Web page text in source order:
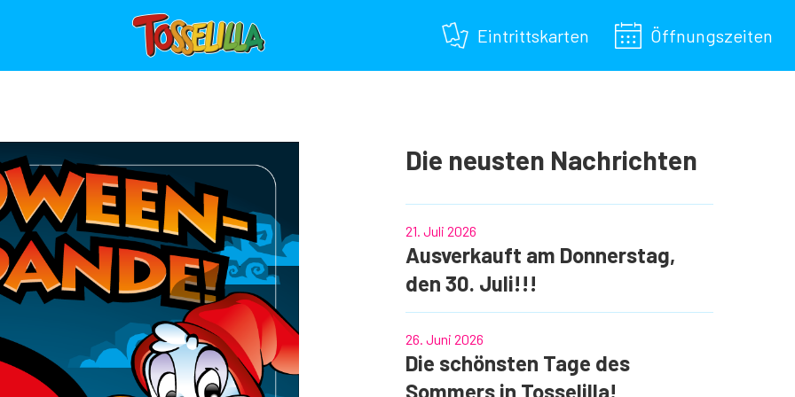
Eintrittskarten Öffnungszeiten
Die neusten Nachrichten
Ausverkauft am Donnerstag,
den 30. Juli!!!
21. Juli 2026
Die schönsten Tage des
Sommers in Tosselilla!
26. Juni 2026